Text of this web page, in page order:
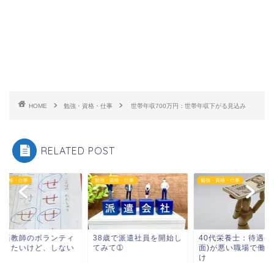
HOME 勉強・資格・仕事 世帯年収700万円：世帯年収下がる見込み
RELATED POST
資格・仕事
語教師のボランティ
したいけど、しない
勉強・資格・仕事
38歳で派遣社員を開始し
てみて➀
勉強・資格・仕事
40代栄養士：待遇(
面)が悪い職場で働
け